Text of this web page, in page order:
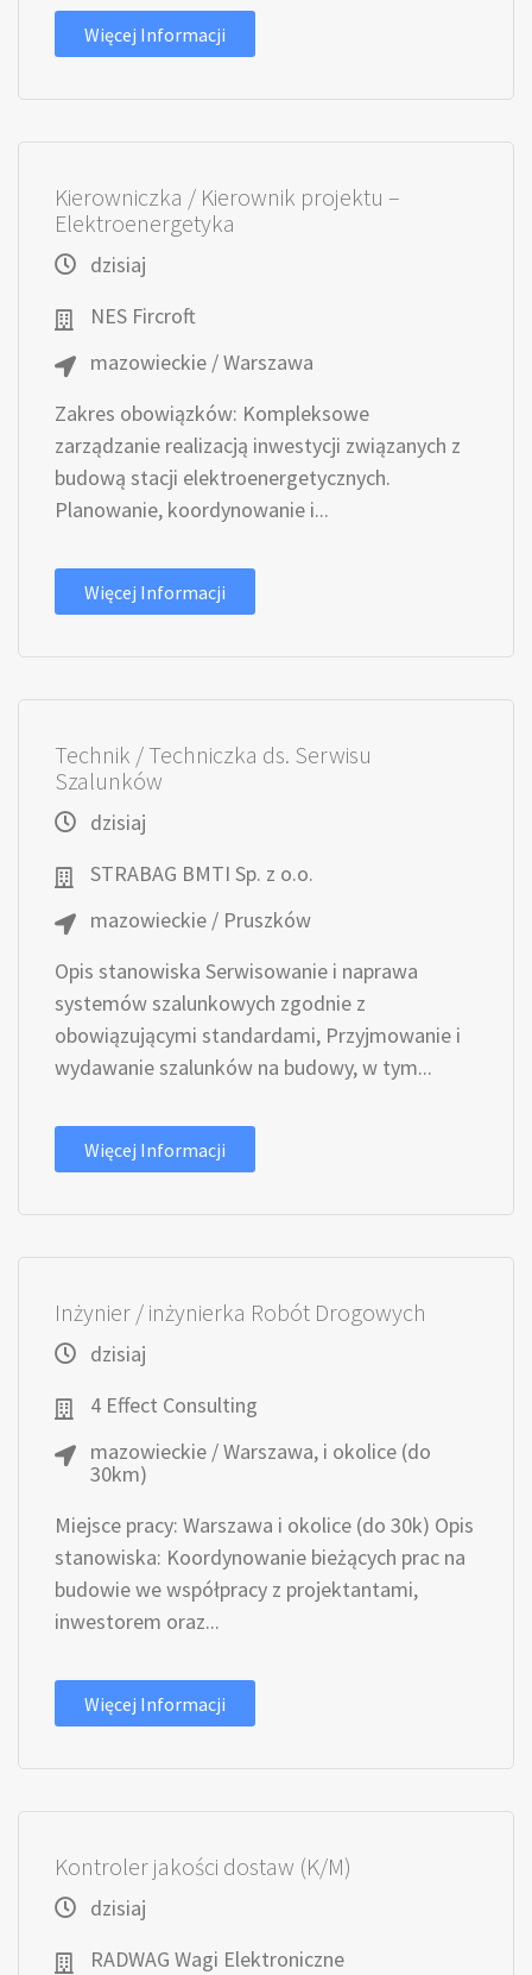
Więcej Informacji
Kierowniczka / Kierownik projektu –
Elektroenergetyka
dzisiaj
NES Fircroft
mazowieckie / Warszawa
Zakres obowiązków: Kompleksowe
zarządzanie realizacją inwestycji związanych z
budową stacji elektroenergetycznych.
Planowanie, koordynowanie i...
Więcej Informacji
Technik / Techniczka ds. Serwisu
Szalunków
dzisiaj
STRABAG BMTI Sp. z o.o.
mazowieckie / Pruszków
Opis stanowiska Serwisowanie i naprawa
systemów szalunkowych zgodnie z
obowiązującymi standardami, Przyjmowanie i
wydawanie szalunków na budowy, w tym...
Więcej Informacji
Inżynier / inżynierka Robót Drogowych
dzisiaj
4 Effect Consulting
mazowieckie / Warszawa, i okolice (do
30km)
Miejsce pracy: Warszawa i okolice (do 30k) Opis
stanowiska: Koordynowanie bieżących prac na
budowie we współpracy z projektantami,
inwestorem oraz...
Więcej Informacji
Kontroler jakości dostaw (K/M)
dzisiaj
RADWAG Wagi Elektroniczne